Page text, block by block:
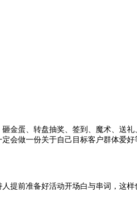
金蛋、转盘抽奖、签到、魔术、送
会做一份关于自己目标客户群体爱
提前准备好活动开场白与串词，这